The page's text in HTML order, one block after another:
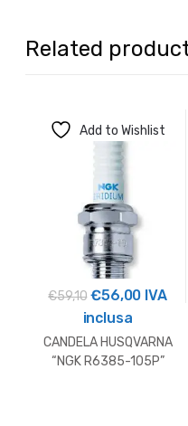
Related
Add to Wishlist
€59,10 Il
prezzo
originale
era:
€56,00Il
attuale
è:
IVA
inclusa
CANDELA HUSQVARNA
“NGK R6385-105P”